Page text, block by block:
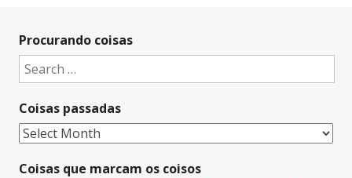
Procurando coisas
Search
for:
Coisas passadas
Coisas
Coisas que marcam os coisos